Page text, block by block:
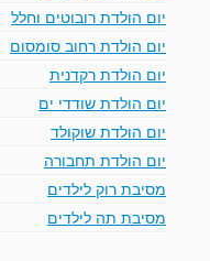
יום הולדת רובוטים וחלל
יום הולדת רחוב סומסום
יום הולדת רקדנית
יום הולדת שודדי ים
יום הולדת שוקולד
יום הולדת תחבורה
מסיבת רוק לילדים
מסיבת תה לילדים